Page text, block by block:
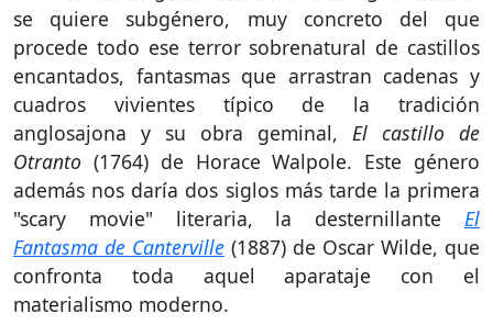
se quiere subgénero, muy concreto del que
procede todo ese terror sobrenatural de castillos
encantados, fantasmas que arrastran cadenas y
cuadros vivientes típico de la tradición
anglosajona y su obra geminal, El castillo de
Otranto (1764) de Horace Walpole. Este género
además nos daría dos siglos más tarde la primera
"scary movie" literaria, la desternillante El
Fantasma de Canterville (1887) de Oscar Wilde, que
confronta toda aquel aparataje con el
materialismo moderno.